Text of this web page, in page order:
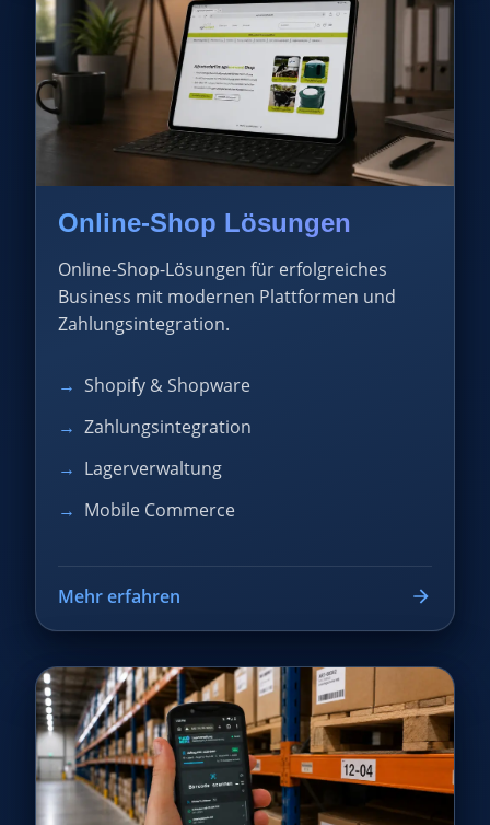
Online-Shop Lösungen
Online-Shop-Lösungen für erfolgreiches
Business mit modernen Plattformen und
Zahlungsintegration.
Shopify & Shopware
Zahlungsintegration
Lagerverwaltung
Mobile Commerce
Mehr erfahren